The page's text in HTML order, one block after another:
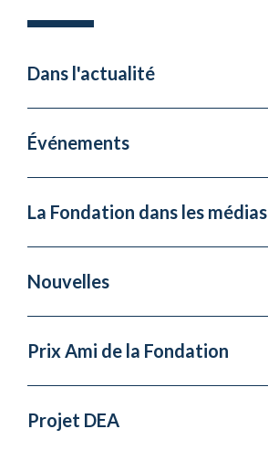
Dans l'actualité
Événements
La Fondation dans les médias
Nouvelles
Prix Ami de la Fondation
Projet DEA